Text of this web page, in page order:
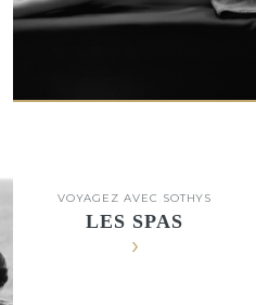
VOYAGEZ AVEC SOTHYS
LES SPAS